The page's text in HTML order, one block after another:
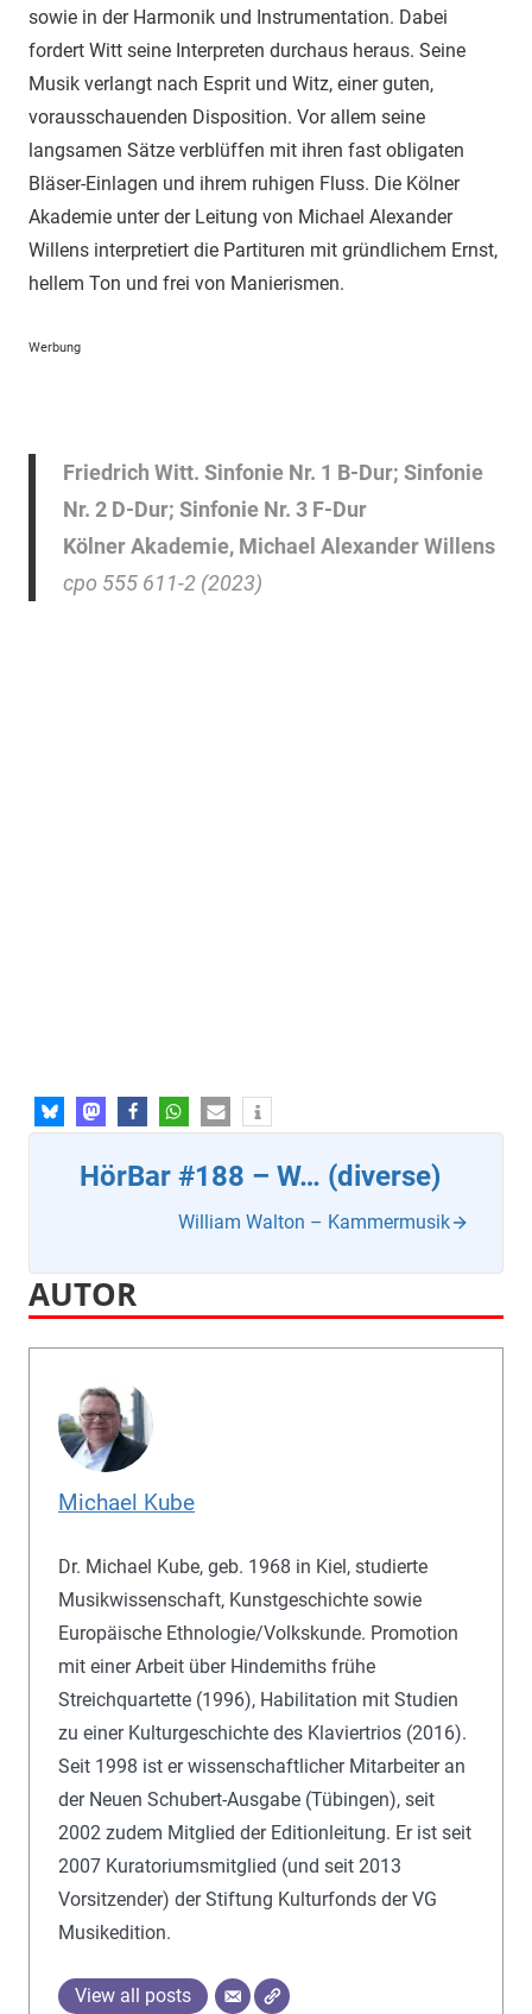
sowie in der Harmonik und Instrumentation. Dabei
fordert Witt seine Interpreten durchaus heraus. Seine
Musik verlangt nach Esprit und Witz, einer guten,
vorausschauenden Disposition. Vor allem seine
langsamen Sätze verblüffen mit ihren fast obligaten
Bläser-Einlagen und ihrem ruhigen Fluss. Die Kölner
Akademie unter der Leitung von Michael Alexander
Willens interpretiert die Partituren mit gründlichem Ernst,
hellem Ton und frei von Manierismen.
Werbung
Friedrich Witt. Sinfonie Nr. 1 B-Dur; Sinfonie
Nr. 2 D-Dur; Sinfonie Nr. 3 F-Dur
Kölner Akademie, Michael Alexander Willens
cpo 555 611-2 (2023)
HörBar #188 – W… (diverse)
William Walton – Kammermusik
AUTOR
Michael Kube
Dr. Michael Kube, geb. 1968 in Kiel, studierte
Musikwissenschaft, Kunstgeschichte sowie
Europäische Ethnologie/Volkskunde. Promotion
mit einer Arbeit über Hindemiths frühe
Streichquartette (1996), Habilitation mit Studien
zu einer Kulturgeschichte des Klaviertrios (2016).
Seit 1998 ist er wissenschaftlicher Mitarbeiter an
der Neuen Schubert-Ausgabe (Tübingen), seit
2002 zudem Mitglied der Editionleitung. Er ist seit
2007 Kuratoriumsmitglied (und seit 2013
Vorsitzender) der Stiftung Kulturfonds der VG
Musikedition.
View all posts